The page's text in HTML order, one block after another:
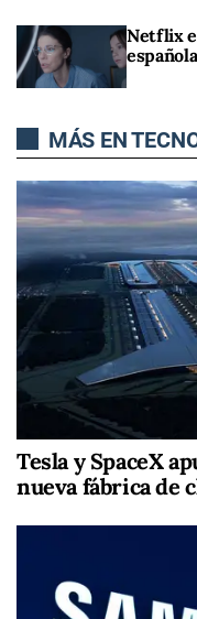
Netflix
MÁS EN
Tesla y SpaceX
nueva fábrica de